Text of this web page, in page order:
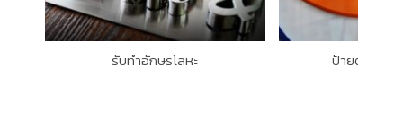
รับทำอักษรโลหะ ป้ายตัวอักษ